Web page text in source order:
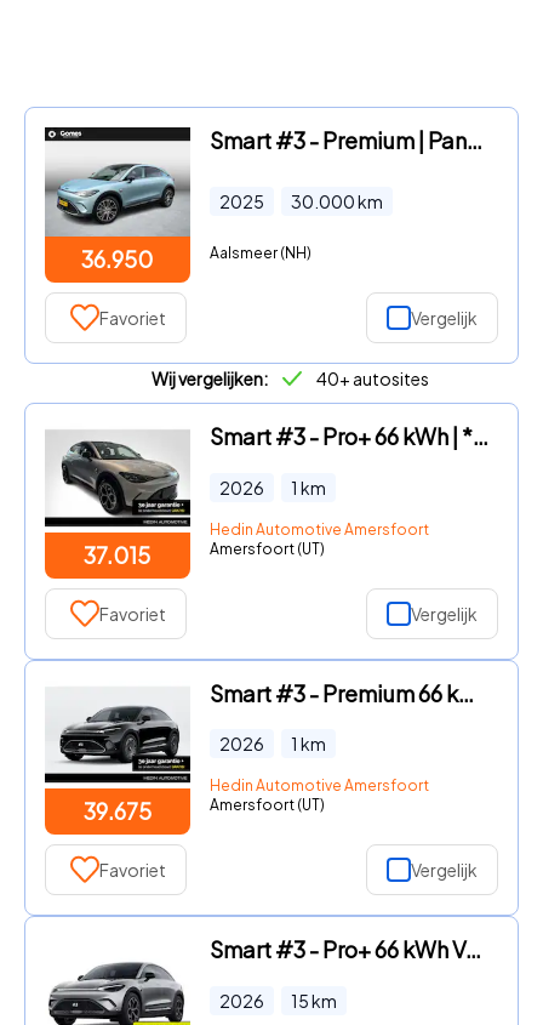
36.950
Smart #3 - Premium | Panoramadak | Beats Soundsystem | 360° Camera | Ad
2025 30.000km
Aalsmeer (NH)
Favoriet Vergelijk
Wij vergelijken: 40+ autosites
37.015
Smart #3 - Pro+ 66 kWh | *Bijtelling vanaf € 222, - per maand!* | Adapt
2026 1 km
Hedin Automotive Amersfoort
Amersfoort (UT)
Favoriet Vergelijk
39.675
Smart #3 - Premium 66 kWh | *Bijtelling vanaf € 237, - per maand!* | Ad
2026 1 km
Hedin Automotive Amersfoort
Amersfoort (UT)
Favoriet Vergelijk
Smart #3 - Pro+ 66 kWh VAKANTIE DEALS! | Van € 40.515, - voor € 34.515,
2026 15km